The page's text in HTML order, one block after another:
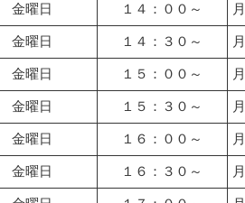
金曜日 １４：００～
金曜日 １４：３０～
金曜日 １５：００～
金曜日 １５：３０～
金曜日 １６：００～
金曜日 １６：３０～